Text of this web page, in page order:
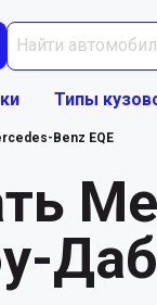
Типы
Benz EQE